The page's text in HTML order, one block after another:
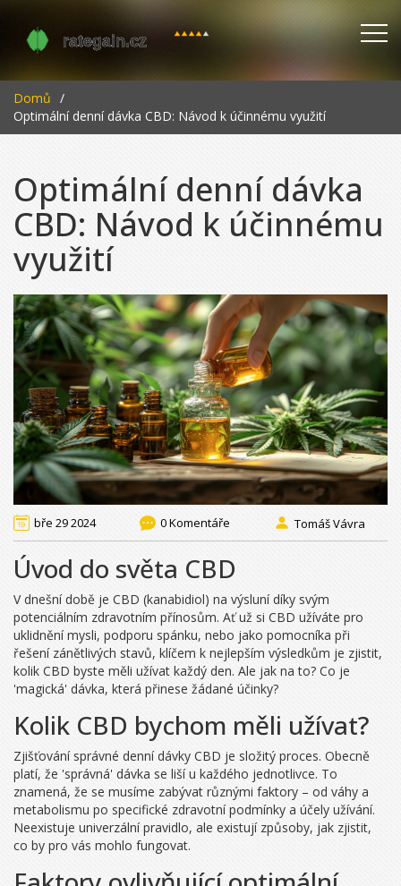
Domů
Optimální denní dávka CBD: Návod k účinnému využití
Optimální denní dávka
CBD: Návod k účinnému
využití
bře 29 2024 0 Komentáře Tomáš Vávra
Úvod do světa CBD
V dnešní době je CBD (kanabidiol) na výsluní díky svým
potenciálním zdravotním přínosům. Ať už si CBD užíváte pro
uklidnění mysli, podporu spánku, nebo jako pomocníka při
řešení zánětlivých stavů, klíčem k nejlepším výsledkům je zjistit,
kolik CBD byste měli užívat každý den. Ale jak na to? Co je
'magická' dávka, která přinese žádané účinky?
Kolik CBD bychom měli užívat?
Zjišťování správné denní dávky CBD je složitý proces. Obecně
platí, že 'správná' dávka se liší u každého jednotlivce. To
znamená, že se musíme zabývat různými faktory – od váhy a
metabolismu po specifické zdravotní podmínky a účely užívání.
Neexistuje univerzální pravidlo, ale existují způsoby, jak zjistit,
co by pro vás mohlo fungovat.